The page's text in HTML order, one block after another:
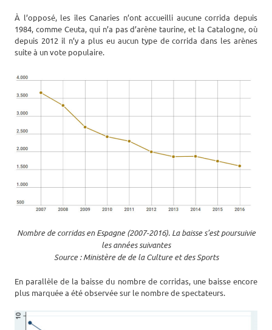
À l’opposé, les îles Canaries n’ont accueilli aucune corrida depuis
1984, comme Ceuta, qui n’a pas d’arène taurine, et la Catalogne, où
depuis 2012 il n’y a plus eu aucun type de corrida dans les arènes
suite à un vote populaire.
Nombre de corridas en Espagne (2007-2016). La baisse s’est poursuivie
les années suivantes
Source : Ministère de de la Culture et des Sports
En parallèle de la baisse du nombre de corridas, une baisse encore
plus marquée a été observée sur le nombre de spectateurs.